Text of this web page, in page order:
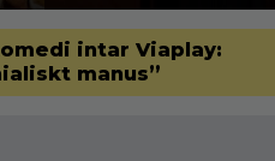
intar Viaplay:
manus”